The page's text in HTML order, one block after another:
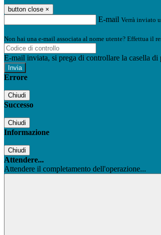
button close ×
E-mail Verrà inviato
Non hai una e-mail associata al nome utente? Effettua il
E-mail inviata, si prega di controllare la casella di
Errore
Chiudi
Successo
Chiudi
Informazione
Chiudi
Attendere...
Attendere il completamento dell'operazione...